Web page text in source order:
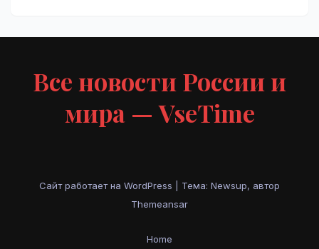
Все новости России и
мира — VseTime
Сайт работает на WordPress
Тема: Newsup, автор
Themeansar
Home